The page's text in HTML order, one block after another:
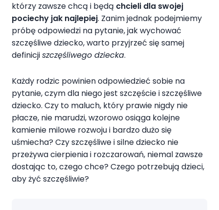
którzy zawsze chcą i będą chcieli dla swojej
pociechy jak najlepiej. Zanim jednak podejmiemy
próbę odpowiedzi na pytanie, jak wychować
szczęśliwe dziecko, warto przyjrzeć się samej
definicjiszczęśliwego dziecka.
Każdy rodzic powinien odpowiedzieć sobie na
pytanie, czym dla niego jest szczęście i szczęśliwe
dziecko. Czy to maluch, który prawie nigdy nie
płacze, nie marudzi, wzorowo osiąga kolejne
kamienie milowe rozwoju i bardzo dużo się
uśmiecha? Czy szczęśliwe i silne dziecko nie
przeżywa cierpienia i rozczarowań, niemal zawsze
dostając to, czego chce? Czego potrzebują dzieci,
aby żyć szczęśliwie?